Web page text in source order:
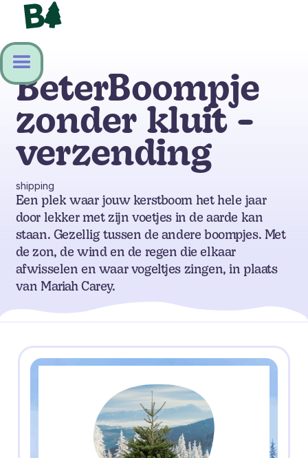
BeterBoompje
zonder kluit -
verzending
shipping
Een plek waar jouw kerstboom het hele jaar
door lekker met zijn voetjes in de aarde kan
staan. Gezellig tussen de andere boompjes. Met
de zon, de wind en de regen die elkaar
afwisselen en waar vogeltjes zingen, in plaats
van Mariah Carey.